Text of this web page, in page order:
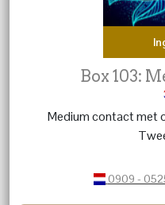
Box 103:
Medium contact met
0909 -